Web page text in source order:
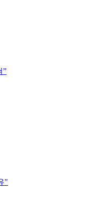
”
"